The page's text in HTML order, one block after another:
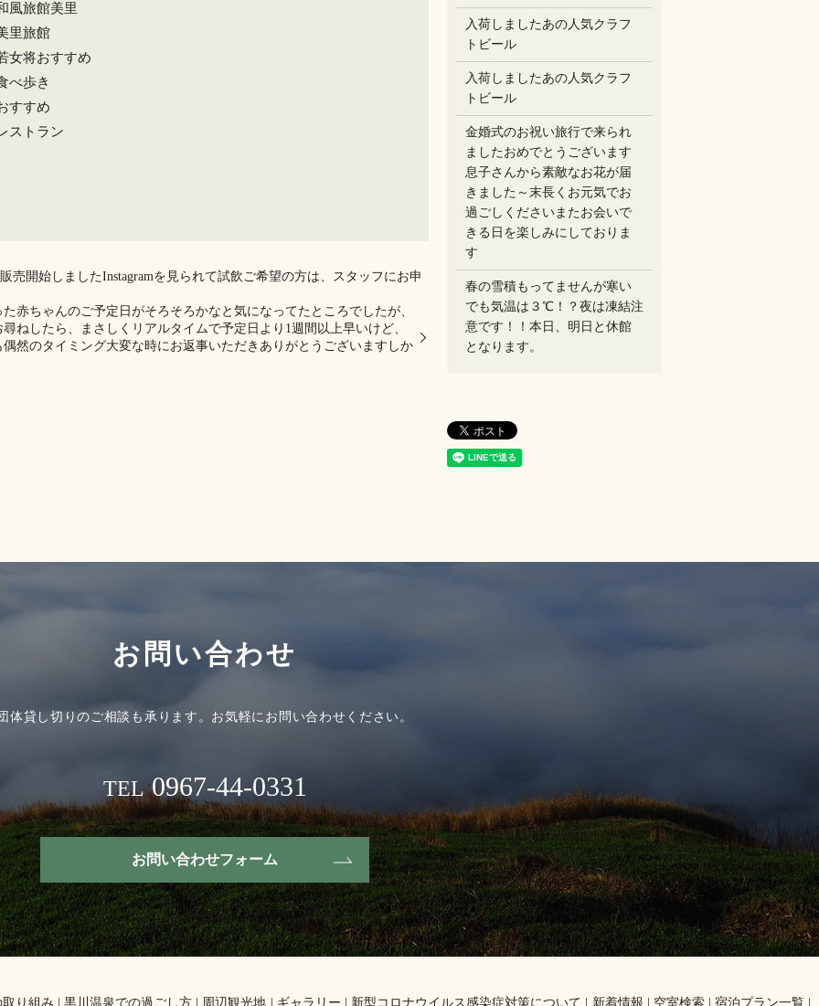
風旅館美里
里旅館
女将おすすめ
べ歩き
すすめ
ストラン
売開始しましたInstagramを見られて試飲ご希望の方は、スタッフにお申
赤ちゃんのご予定日がそろそろかなと気になってたところでしたが、
ねしたら、まさしくリアルタイムで予定日より1週間以上早いけど、
然のタイミング️大変な時にお返事いただきありがとうございますしか
入荷しましたあの人気クラフ
トビール
入荷しましたあの人気クラフ
トビール
金婚式のお祝い旅行で来られ
ましたおめでとうございます
息子さんから素敵なお花が届
きました～末長くお元気でお
過ごしください️またお会いで
きる日を楽しみにしておりま
す
春の雪積もってませんが寒い
でも気温は３℃！？夜は凍結注
意です！！本日、明日と休館
となります。
お問い合わせ
体貸し切りのご相談も承ります。 お気軽にお問い合わせください。
TEL 0967-44-0331
お問い合わせフォーム
り組み 黒川温泉での過ごし方 周辺観光地 ギャラリー 新型コロナウイルス感染症対策について 新着情報 空室検索 宿泊プラン一覧